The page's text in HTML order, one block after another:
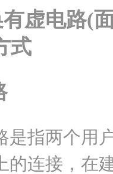
虚电路(
式
是指两个用
的连接，在